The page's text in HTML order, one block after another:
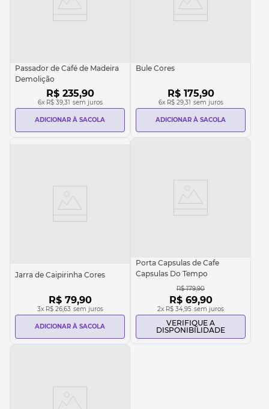
Passador de Café de Madeira
Demolição
R$ 235,90
6x R$ 39,31 sem juros
ADICIONAR À SACOLA
Bule Cores
R$ 175,90
6x R$ 29,31 sem juros
ADICIONAR À SACOLA
Jarra de Caipirinha Cores
R$ 79,90
3x R$ 26,63 sem juros
ADICIONAR À SACOLA
Porta Capsulas de Cafe
Capsulas Do Tempo
R$ 179,90
R$ 69,90
2x R$ 34,95 sem juros
VERIFIQUE A
DISPONIBILIDADE